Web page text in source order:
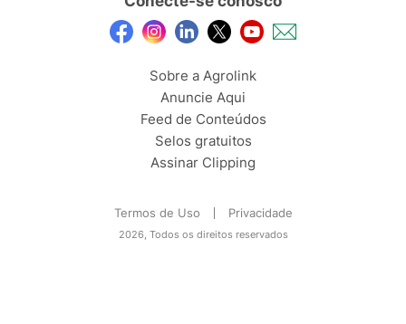
Sobre a Agrolink
Anuncie Aqui
Feed de Conteúdos
Selos gratuitos
Assinar Clipping
Termos de Uso Privacidade
2026, Todos os direitos reservados